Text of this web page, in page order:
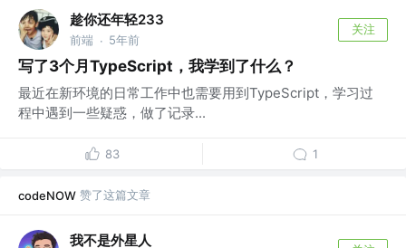
趁你还年轻233
前端 · 5年前
关注
写了3个月TypeScript，我学到了什么？
最近在新环境的日常工作中也需要用到TypeScript，学习过
程中遇到一些疑惑，做了记录...
83 1
codeNOW 赞了这篇文章
我不是外星人